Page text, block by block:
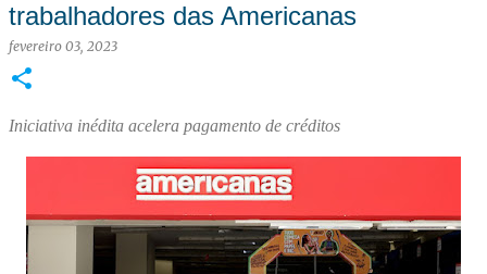
trabalhadores das Americanas
fevereiro 03, 2023
Iniciativa inédita acelera pagamento de créditos